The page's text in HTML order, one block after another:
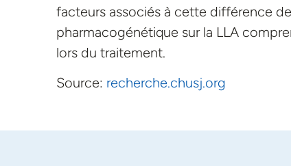
facteurs associés à cette différence
pharmacogénétique sur la LLA
lors du traitement.
Source: recherche.chusj.org